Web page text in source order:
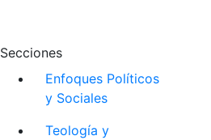
Secciones
Enfoques Políticos
y Sociales
Teología y